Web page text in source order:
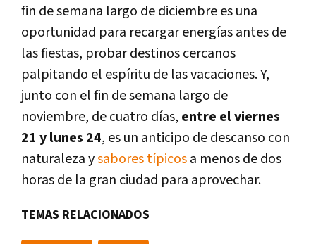
fin de semana largo de diciembre es una
oportunidad para recargar energías antes de
las fiestas, probar destinos cercanos
palpitando el espíritu de las vacaciones. Y,
junto con el fin de semana largo de
noviembre, de cuatro días, entre el viernes
21 y lunes 24, es un anticipo de descanso con
naturaleza ysabores típicosa menos de dos
horas de la gran ciudad para aprovechar.
TEMAS RELACIONADOS